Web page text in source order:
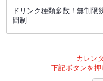
ドリンク種類多数！無制
間制
カレン
下記ボタンを押